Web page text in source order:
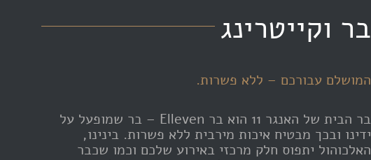
בר וקייטרינג
המושלם עבורכם – ללא פשרות.
בר הבית של האנגר 11 הוא בר Elleven – בר שמופעל על
ידינו ובכך מבטיח איכות מירבית ללא פשרות. בינינו,
האלכוהול יתפוס חלק מרכזי באירוע שלכם וכמו שכבר